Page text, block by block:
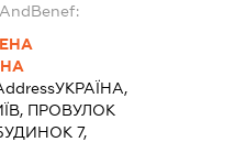
УКРАЇНА,
ПРОВУЛОК
7,